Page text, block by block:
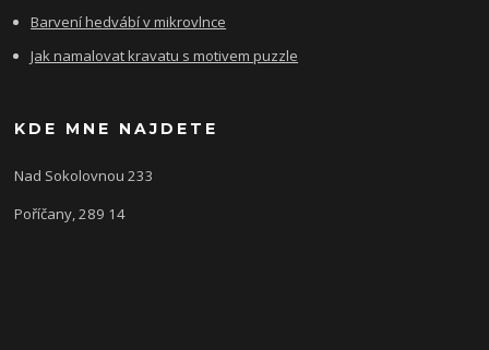
Barvení hedvábí v mikrovlnce
Jak namalovat kravatu s motivem puzzle
KDE MNE NAJDETE
Nad Sokolovnou 233
Poříčany, 289 14